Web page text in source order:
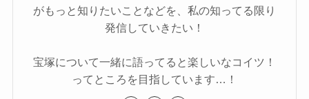
がもっと知りたいことなどを、私の知ってる限り
発信していきたい！
宝塚について一緒に語ってると楽しいなコイツ！
ってところを目指しています…！